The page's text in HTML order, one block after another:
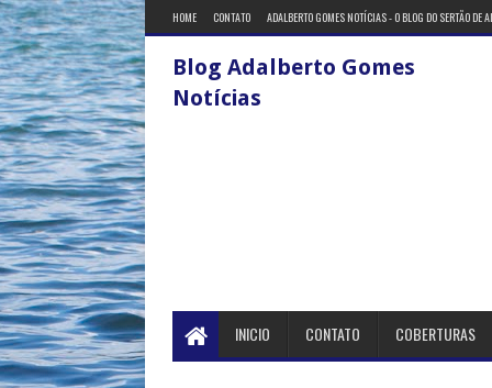
HOME CONTATO ADALBERTO GOMES NOTÍCIAS - O BLOG DO SERTÃO DE
Blog Adalberto Gomes
Notícias
INICIO CONTATO COBERTURAS